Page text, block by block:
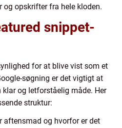
og opskrifter fra hele kloden.
snippet-
for at blive vist som et
søgning er det vigtigt at
klar og letforståelig måde. Her
struktur:
aftensmad og hvorfor er det